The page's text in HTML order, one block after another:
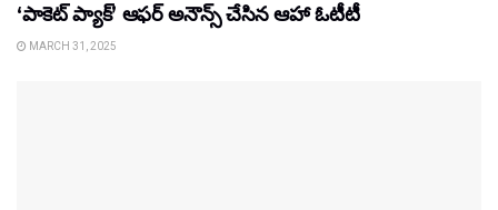
‘పాకెట్ ప్యాక్’ ఆఫర్ అనౌన్స్ చేసిన ఆహా ఓటీటీ
MARCH 31, 2025